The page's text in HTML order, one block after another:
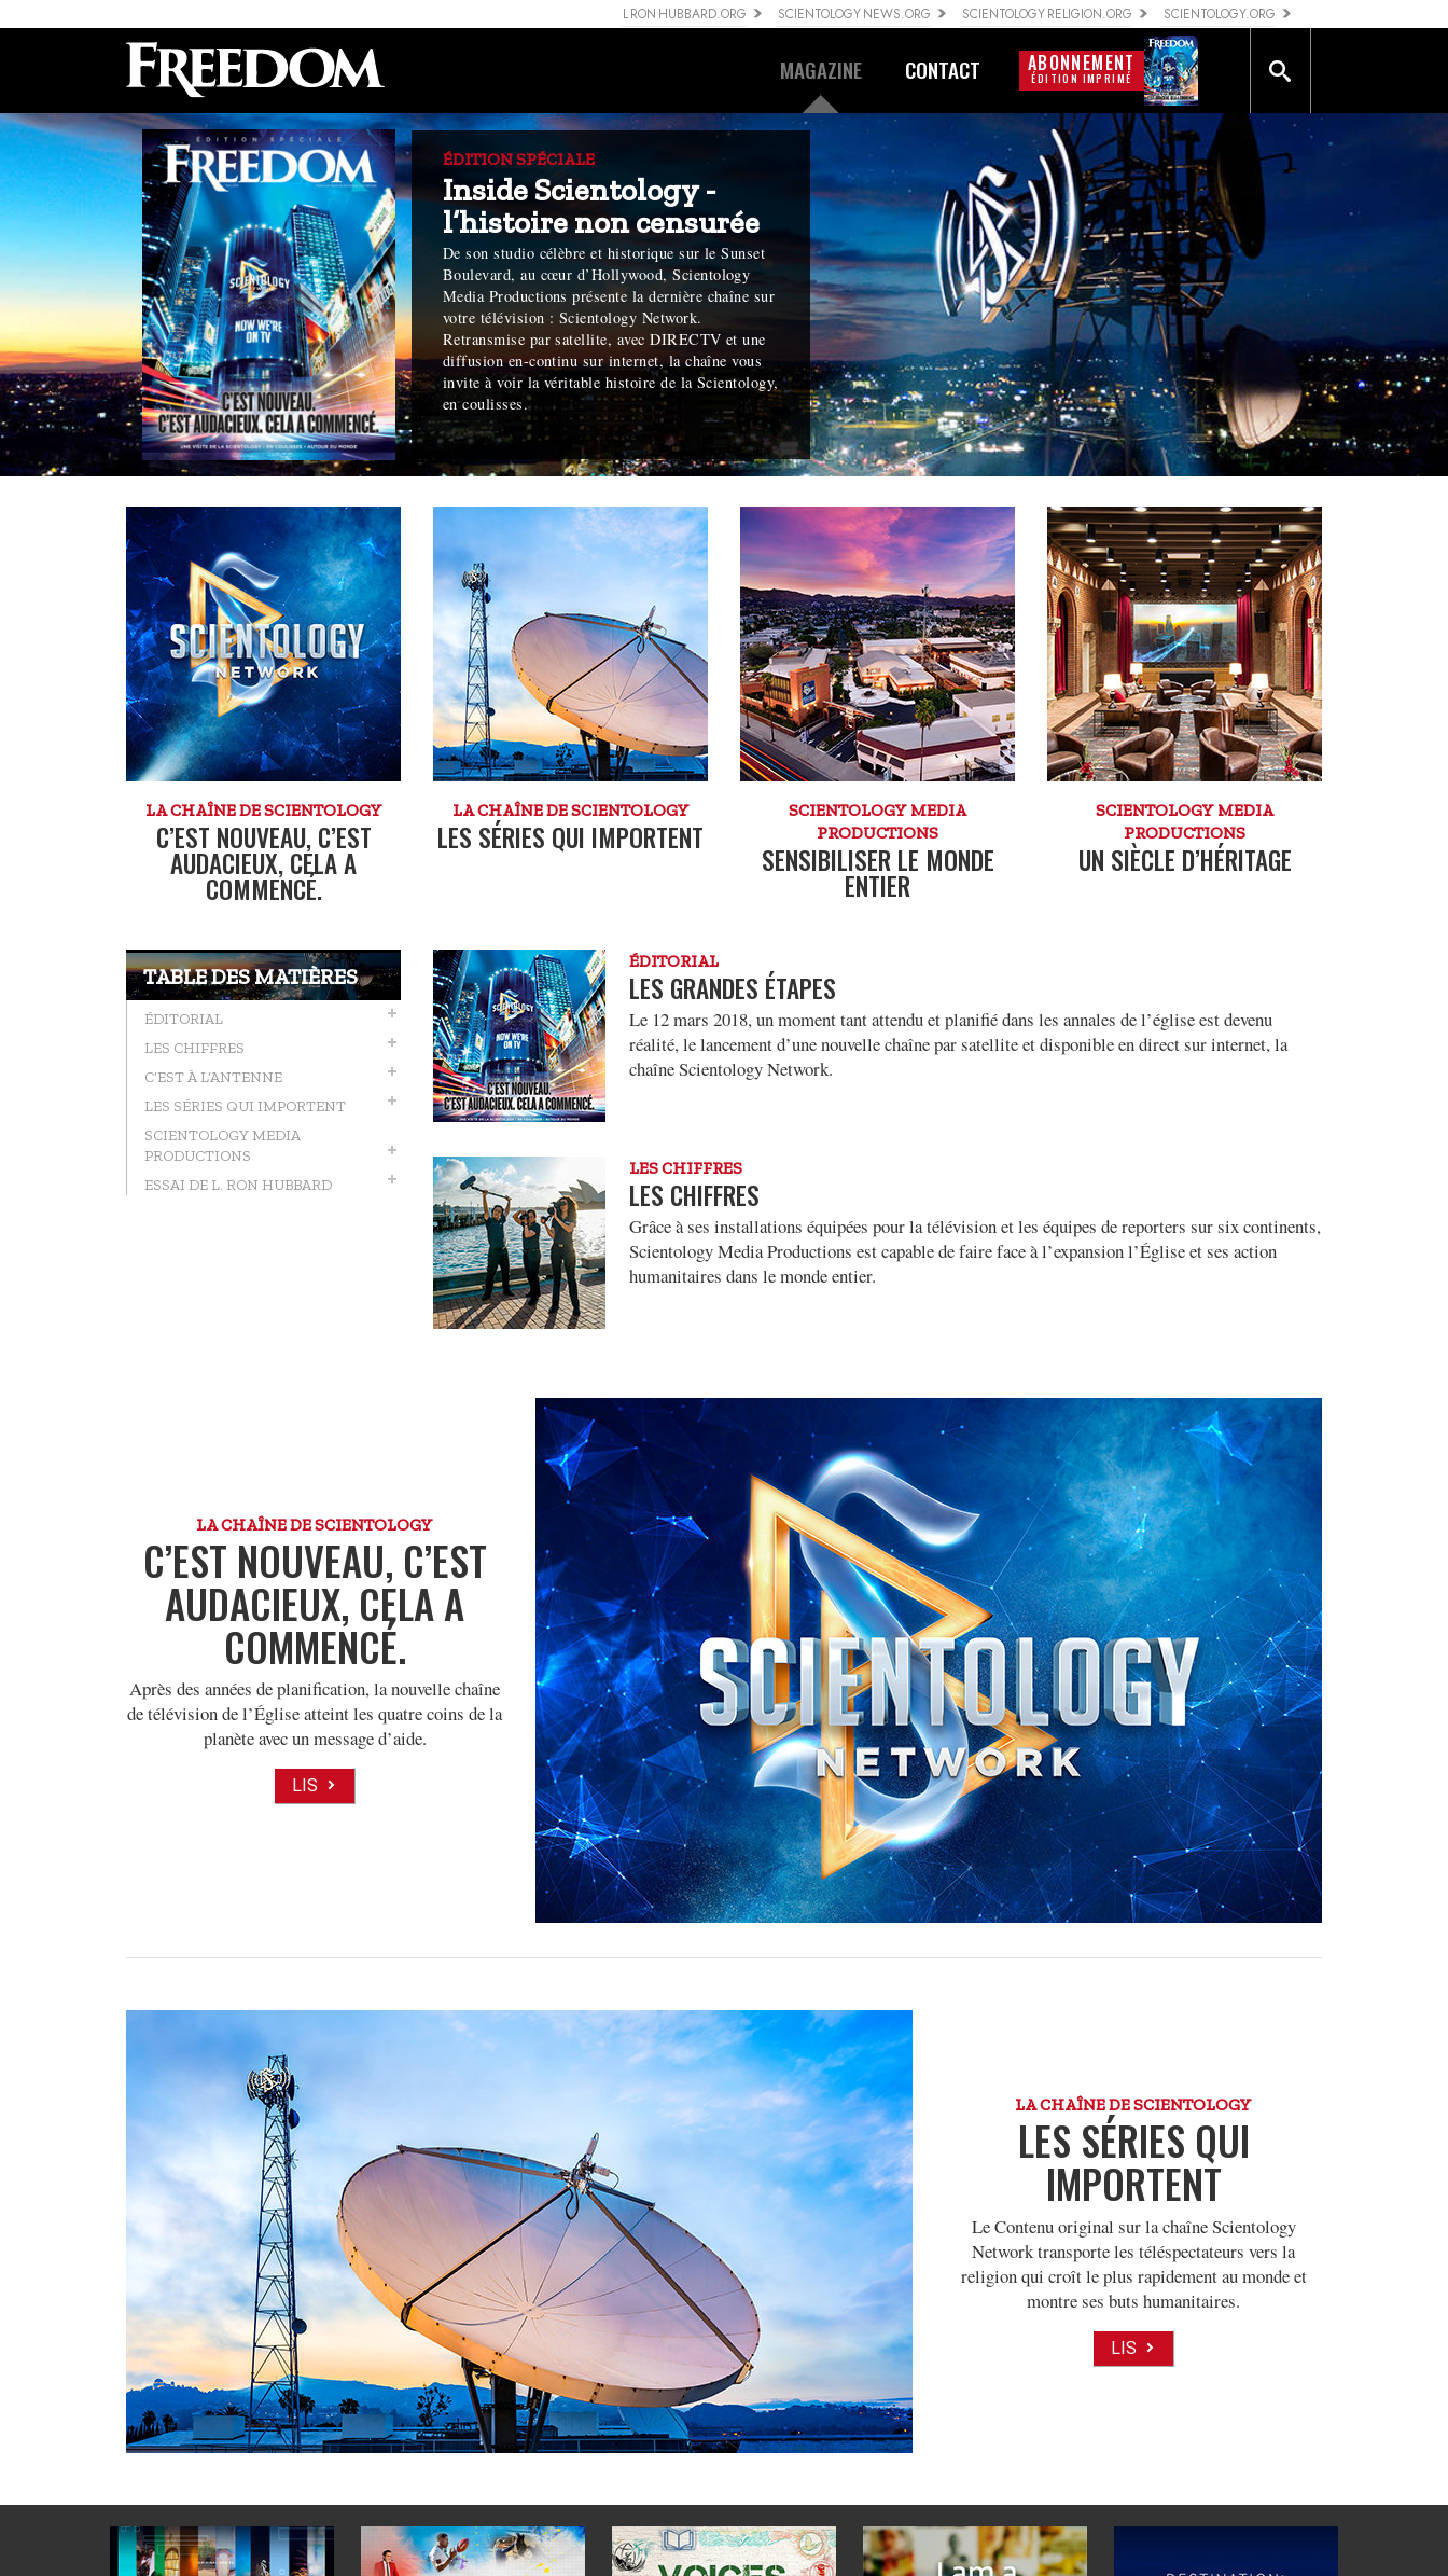
L RON HUBBARD.ORG SCIENTOLOGY NEWS.ORG SCIENTOLOGY RELIGION.ORG SCIENTOLOGY.ORG
MAGAZINE CONTACT ABONNEMENT
ÉDITION IMPRIMÉ
ÉDITION SPÉCIALE
Inside Scientology -
l’histoire non censurée
De son studio célèbre et historique sur le Sunset
Boulevard, au cœur d’Hollywood, Scientology
Media Productions présente la dernière chaîne sur
votre télévision : Scientology Network.
Retransmise par satellite, avec DIRECTV et une
diffusion en-continu sur internet, la chaîne vous
invite à voir la véritable histoire de la Scientology,
en coulisses.
LA CHAÎNE DE SCIENTOLOGY
C’EST NOUVEAU, C’EST
AUDACIEUX, CELA A
COMMENCÉ.
LA CHAÎNE DE SCIENTOLOGY
LES SÉRIES QUI IMPORTENT
SCIENTOLOGY MEDIA
PRODUCTIONS
SENSIBILISER LE MONDE
ENTIER
SCIENTOLOGY MEDIA
PRODUCTIONS
UN SIÈCLE D’HÉRITAGE
TABLE DES MATIÈRES
ÉDITORIAL
LES CHIFFRES
C’EST À L’ANTENNE
LES SÉRIES QUI IMPORTENT
SCIENTOLOGY MEDIA
PRODUCTIONS
ESSAI DE L. RON HUBBARD
ÉDITORIAL
LES GRANDES ÉTAPES
Le 12 mars 2018, un moment tant attendu et planifié dans les annales de l’église est devenu
réalité, le lancement d’une nouvelle chaîne par satellite et disponible en direct sur internet, la
chaîne Scientology Network.
LES CHIFFRES
LES CHIFFRES
Grâce à ses installations équipées pour la télévision et les équipes de reporters sur six continents,
Scientology Media Productions est capable de faire face à l’expansion l’Église et ses action
humanitaires dans le monde entier.
LA CHAÎNE DE SCIENTOLOGY
C’EST NOUVEAU, C’EST
AUDACIEUX, CELA A
COMMENCÉ.
Après des années de planification, la nouvelle chaîne
de télévision de l’Église atteint les quatre coins de la
planète avec un message d’aide.
LIS
LA CHAÎNE DE SCIENTOLOGY
LES SÉRIES QUI
IMPORTENT
Le Contenu original sur la chaîne Scientology
Network transporte les téléspectateurs vers la
religion qui croît le plus rapidement au monde et
montre ses buts humanitaires.
LIS